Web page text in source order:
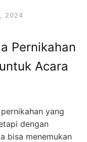
2024
Pernikahan
Acara
yang
dengan
bisa menemukan